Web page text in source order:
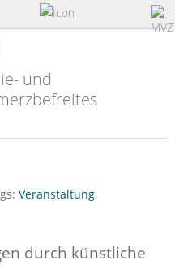
und
Veranstaltung,
durch künstliche